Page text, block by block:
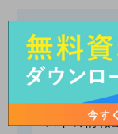
イラス
か？
費用につい
ストの情